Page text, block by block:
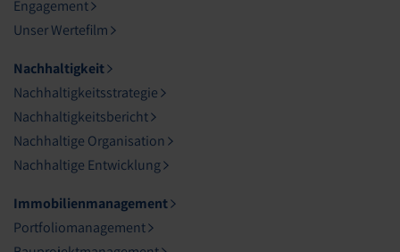
Engagement
Unser Wertefilm
Nachhaltigkeit
Nachhaltigkeitsstrategie
Nachhaltigkeitsbericht
Nachhaltige Organisation
Nachhaltige Entwicklung
Immobilienmanagement
Portfoliomanagement